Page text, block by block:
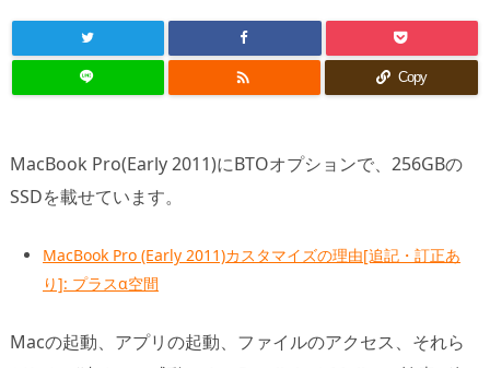
 Copy
MacBook Pro(Early 2011)にBTOオプションで、256GBの
SSDを載せています。
MacBook Pro (Early 2011)カスタマイズの理由[追記・訂正あ
り]: プラスα空間
Macの起動、アプリの起動、ファイルのアクセス、それら